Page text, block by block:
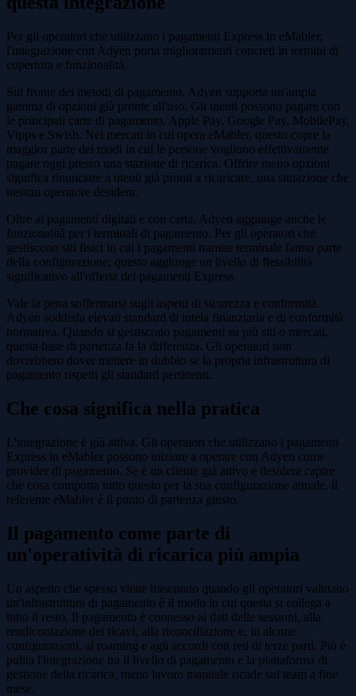
Per gli operatori che utilizzano i pagamenti Express in eMabler,
l'integrazione con Adyen porta miglioramenti concreti in termini di
copertura e funzionalità.
Sul fronte dei metodi di pagamento, Adyen supporta un'ampia
gamma di opzioni già pronte all'uso. Gli utenti possono pagare con
le principali carte di pagamento, Apple Pay, Google Pay, MobilePay,
Vipps e Swish. Nei mercati in cui opera eMabler, questo copre la
maggior parte dei modi in cui le persone vogliono effettivamente
pagare oggi presso una stazione di ricarica. Offrire meno opzioni
significa rinunciare a utenti già pronti a ricaricare, una situazione che
nessun operatore desidera.
Oltre ai pagamenti digitali e con carta, Adyen aggiunge anche le
funzionalità per i terminali di pagamento. Per gli operatori che
gestiscono siti fisici in cui i pagamenti tramite terminale fanno parte
della configurazione, questo aggiunge un livello di flessibilità
significativo all'offerta dei pagamenti Express.
Vale la pena soffermarsi sugli aspetti di sicurezza e conformità.
Adyen soddisfa elevati standard di tutela finanziaria e di conformità
normativa. Quando si gestiscono pagamenti su più siti o mercati,
questa base di partenza fa la differenza. Gli operatori non
dovrebbero dover mettere in dubbio se la propria infrastruttura di
pagamento rispetti gli standard pertinenti.
Che cosa significa nella pratica
L'integrazione è già attiva. Gli operatori che utilizzano i pagamenti
Express in eMabler possono iniziare a operare con Adyen come
provider di pagamento. Se è un cliente già attivo e desidera capire
che cosa comporta tutto questo per la sua configurazione attuale, il
referente eMabler è il punto di partenza giusto.
Il pagamento come parte di
un'operatività di ricarica più ampia
Un aspetto che spesso viene trascurato quando gli operatori valutano
un'infrastruttura di pagamento è il modo in cui questa si collega a
tutto il resto. Il pagamento è connesso ai dati delle sessioni, alla
rendicontazione dei ricavi, alla riconciliazione e, in alcune
configurazioni, al roaming e agli accordi con reti di terze parti. Più è
pulita l'integrazione tra il livello di pagamento e la piattaforma di
gestione della ricarica, meno lavoro manuale ricade sul team a fine
mese.